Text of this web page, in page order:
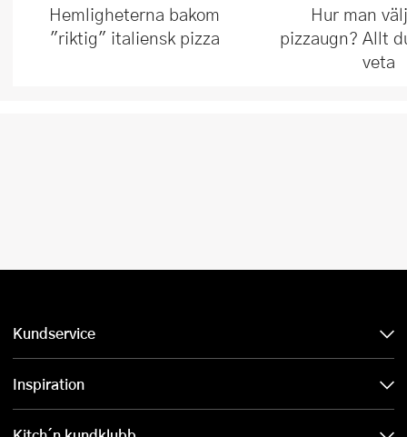
Hemligheterna bakom
"riktig" italiensk pizza
Hur man
pizzaugn? Allt
veta
Kundservice
Inspiration